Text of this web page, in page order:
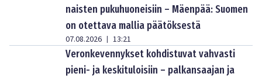
naisten pukuhuoneisiin – Mäenpää: Suomen
on otettava mallia päätöksestä
07.08.2026 | 13:21
Veronkevennykset kohdistuvat vahvasti
pieni- ja keskituloisiin – palkansaajan ja